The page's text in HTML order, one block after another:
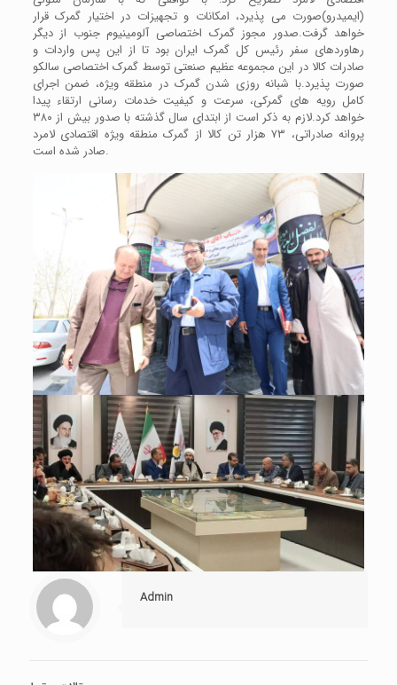
(ایمیدرو)صورت می پذیرد، امکانات و تجهیزات در اختیار گمرک قرار
خواهد گرفت.صدور مجوز گمرک اختصاصی آلومینیوم جنوب از دیگر
رهاوردهای سفر رئیس کل گمرک ایران بود تا از این پس واردات و
صادرات کالا در این مجموعه عظیم صنعتی توسط گمرک اختصاصی سالکو
صورت پذیرد.با شبانه روزی شدن گمرک در منطقه ویژه، ضمن اجرای
کامل رویه های گمرکی، سرعت و کیفیت خدمات رسانی ارتقاء پیدا
خواهد کرد.لازم به ذکر است از ابتدای سال گذشته با صدور بیش از ۳۸۰
پروانه صادراتی، ۷۳ هزار تن کالا از گمرک منطقه ویژه اقتصادی لامرد
صادر شده است.
Admin